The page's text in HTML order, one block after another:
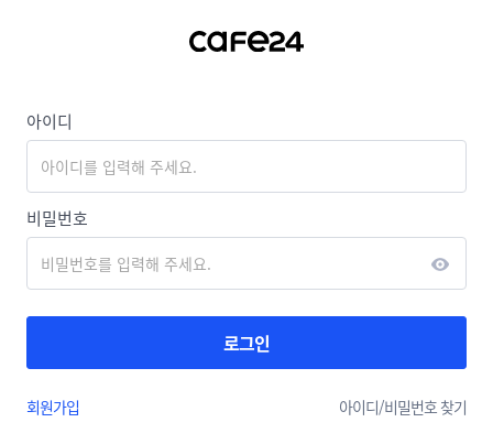
아이디
비밀번호
로그인
회원가입 아이디/비밀번호 찾기